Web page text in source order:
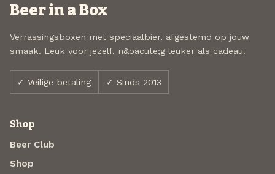
Beer in a Box
Verrassingsboxen met speciaalbier, afgestemd op jouw
smaak. Leuk voor jezelf, n&oacute;g leuker als cadeau.
✓ Veilige betaling ✓ Sinds 2013
Shop
Beer Club
Shop